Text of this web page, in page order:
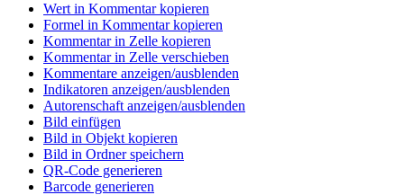
Wert in Kommentar kopieren
Formel in Kommentar kopieren
Kommentar in Zelle kopieren
Kommentar in Zelle verschieben
Kommentare anzeigen/ausblenden
Indikatoren anzeigen/ausblenden
Autorenschaft anzeigen/ausblenden
Bild einfügen
Bild in Objekt kopieren
Bild in Ordner speichern
QR-Code generieren
Barcode generieren